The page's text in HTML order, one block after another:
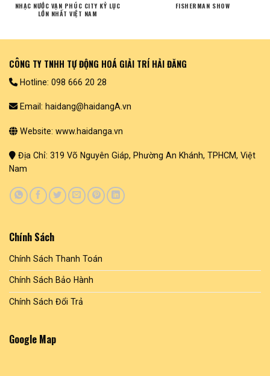
NHẠC NƯỚC VẠN PHÚC CITY KỶ LỤC
LỚN NHẤT VIỆT NAM
FISHERMAN SHOW
CÔNG TY TNHH TỰ ĐỘNG HOÁ GIẢI TRÍ HẢI ĐĂNG
Hotline: 098 666 20 28
Email: haidang@haidangA.vn
Website: www.haidanga.vn
Địa Chỉ: 319 Võ Nguyên Giáp, Phường An Khánh, TPHCM, Việt
Nam
Chính Sách
Chính Sách Thanh Toán
Chính Sách Bảo Hành
Chính Sách Đổi Trả
Google Map